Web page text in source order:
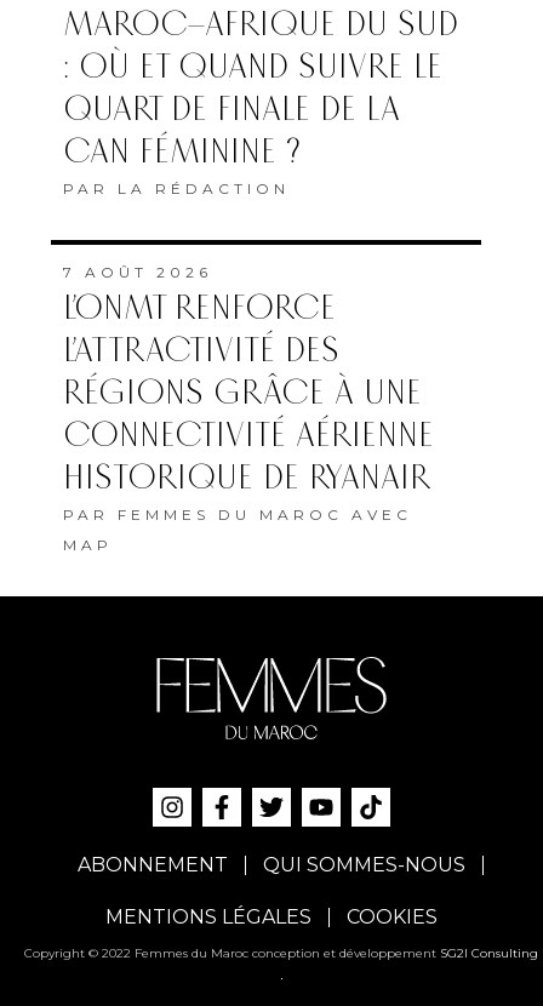
MAROC–AFRIQUE DU SUD
: OÙ ET QUAND SUIVRE LE
QUART DE FINALE DE LA
CAN FÉMININE ?
PAR LA RÉDACTION
7 AOÛT 2026
L’ONMT RENFORCE
L’ATTRACTIVITÉ DES
RÉGIONS GRÂCE À UNE
CONNECTIVITÉ AÉRIENNE
HISTORIQUE DE RYANAIR
PAR FEMMES DU MAROC AVEC
MAP
ABONNEMENT QUI SOMMES-NOUS
MENTIONS LÉGALES COOKIES
Copyright © 2022 Femmes du Maroc conception et développement SG2I Consulting